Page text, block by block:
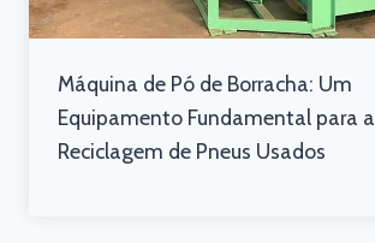
Máquina de Pó de Borracha: Um
Equipamento Fundamental para a
Reciclagem de Pneus Usados